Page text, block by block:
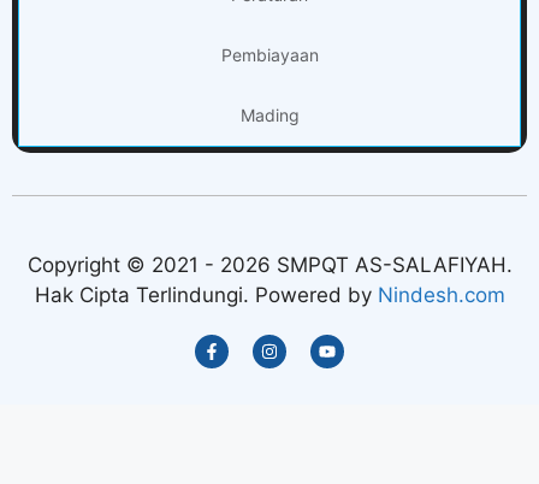
Pembiayaan
Mading
Copyright © 2021 - 2026 SMPQT AS-SALAFIYAH.
Hak Cipta Terlindungi. Powered by Nindesh.com